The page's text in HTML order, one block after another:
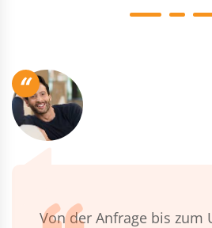
“
Von der Anfrage bis zum